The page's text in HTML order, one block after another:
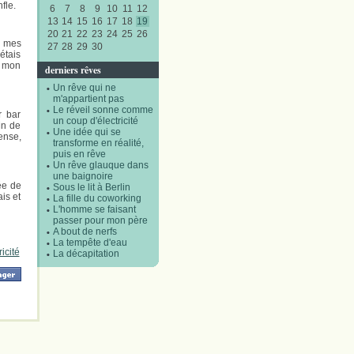
6
7 8 9 10 11 12
13 14 15 16 17 18 19
20 21 22 23 24 25 26
27 28 29 30
derniers rêves
Un rêve qui ne
m'appartient pas
Le réveil sonne comme
un coup d'électricité
Une idée qui se
transforme en réalité,
puis en rêve
Un rêve glauque dans
une baignoire
Sous le lit à Berlin
La fille du coworking
L'homme se faisant
passer pour mon père
A bout de nerfs
La tempête d'eau
La décapitation
bar
de
de
et